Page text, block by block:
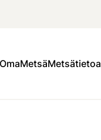
OmaMetsäMetsätietoa